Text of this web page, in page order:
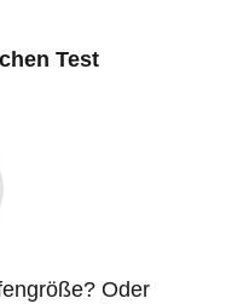
Test
Oder